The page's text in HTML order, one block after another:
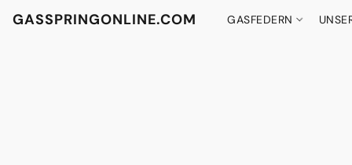
GASSPRINGONLINE.COM GASFEDERN